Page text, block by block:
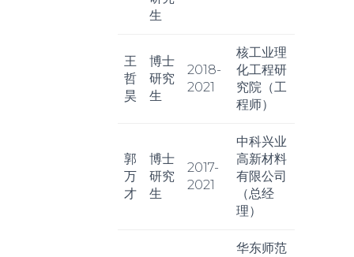
生
王
哲
昊
博士
研究
生
2018-
2021
核工业理
化工程研
究院（工
程师）
郭
万
才
博士
研究
生
2017-
2021
中科兴业
高新材料
有限公司
（总经
理）
华东师范